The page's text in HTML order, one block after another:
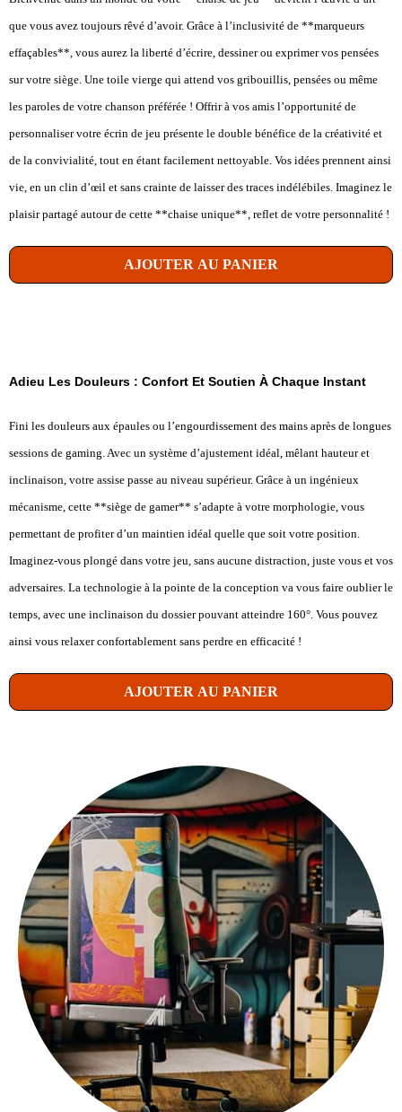
que vous avez toujours rêvé d’avoir. Grâce à l’inclusivité de **marqueurs
effaçables**, vous aurez la liberté d’écrire, dessiner ou exprimer vos pensées
sur votre siège. Une toile vierge qui attend vos gribouillis, pensées ou même
les paroles de votre chanson préférée ! Offrir à vos amis l’opportunité de
personnaliser votre écrin de jeu présente le double bénéfice de la créativité et
de la convivialité, tout en étant facilement nettoyable. Vos idées prennent ainsi
vie, en un clin d’œil et sans crainte de laisser des traces indélébiles. Imaginez le
plaisir partagé autour de cette **chaise unique**, reflet de votre personnalité !
AJOUTER AU PANIER
Adieu Les Douleurs : Confort Et Soutien À Chaque Instant
Fini les douleurs aux épaules ou l’engourdissement des mains après de longues
sessions de gaming. Avec un système d’ajustement idéal, mêlant hauteur et
inclinaison, votre assise passe au niveau supérieur. Grâce à un ingénieux
mécanisme, cette **siège de gamer** s’adapte à votre morphologie, vous
permettant de profiter d’un maintien idéal quelle que soit votre position.
Imaginez-vous plongé dans votre jeu, sans aucune distraction, juste vous et vos
adversaires. La technologie à la pointe de la conception va vous faire oublier le
temps, avec une inclinaison du dossier pouvant atteindre 160°. Vous pouvez
ainsi vous relaxer confortablement sans perdre en efficacité !
AJOUTER AU PANIER